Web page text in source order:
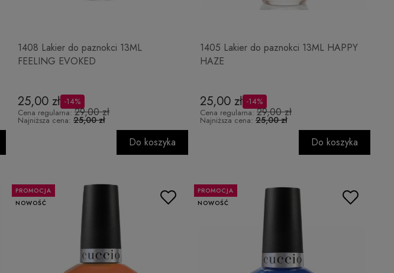
1408 Lakier do paznokci 13ML
FEELING EVOKED
25,00 zł -14%
Cena regularna: 29,00 zł
Najniższa cena: 25,00 zł
Do koszyka
1405 Lakier do paznokci 13ML HAPPY
HAZE
25,00 zł -14%
Cena regularna: 29,00 zł
Najniższa cena: 25,00 zł
Do koszyka
PROMOCJA
NOWOŚĆ
PROMOCJA
NOWOŚĆ